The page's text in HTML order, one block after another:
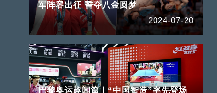
军阵容出征 誓夺八金圆梦
2024-07-20
巴黎奥运趣闻篇｜“中国智造”率先登场